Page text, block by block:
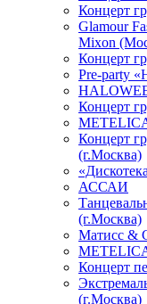
Концерт
Glamour
Mixon
Концерт
Pre-party
Концерт
Концерт
(г.Москва)
АССАИ
(г.Москва)
Матисс &
Концерт
(г.Москва)